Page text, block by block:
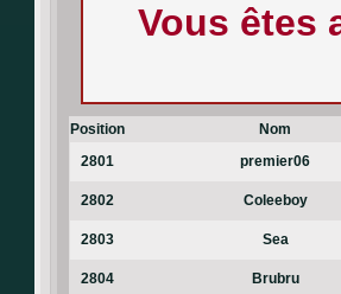
Vous êtes
Position Nom
2801
premier06
2802 Coleeboy
2803 Sea
2804 Brubru